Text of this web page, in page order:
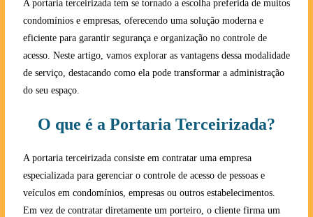
A portaria terceirizada tem se tornado a escolha preferida de muitos
condomínios e empresas, oferecendo uma solução moderna e
eficiente para garantir segurança e organização no controle de
acesso. Neste artigo, vamos explorar as vantagens dessa modalidade
de serviço, destacando como ela pode transformar a administração
do seu espaço.
O que é a Portaria Terceirizada?
A portaria terceirizada consiste em contratar uma empresa
especializada para gerenciar o controle de acesso de pessoas e
veículos em condomínios, empresas ou outros estabelecimentos.
Em vez de contratar diretamente um porteiro, o cliente firma um